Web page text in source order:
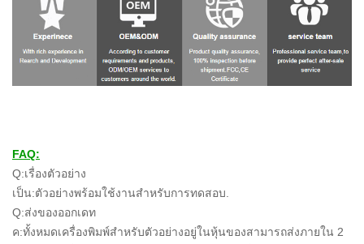
FAQ:
Q:เรื่องตัวอย่าง
เป็น:ตัวอย่างพร้อมใช้งานสำหรับการทดสอบ.
Q:ส่งของออกเดท
ค:ทั้งหมดเครื่องพิมพ์สำหรับตัวอย่างอยู่ในหุ้นของสามารถส่งภายใน 2